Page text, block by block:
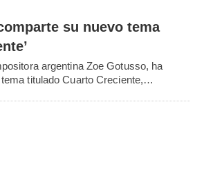
su nuevo tema
argentina Zoe Gotusso, ha
titulado Cuarto Creciente,…